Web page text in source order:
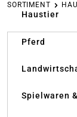
Haustier
Pferd
Spielwaren
SORTIMENT
Bildergalerie